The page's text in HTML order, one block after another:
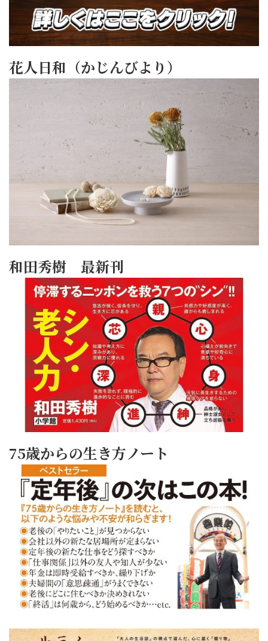
花人日和（かじんびより）
和田秀樹 最新刊
75歳からの生き方ノート